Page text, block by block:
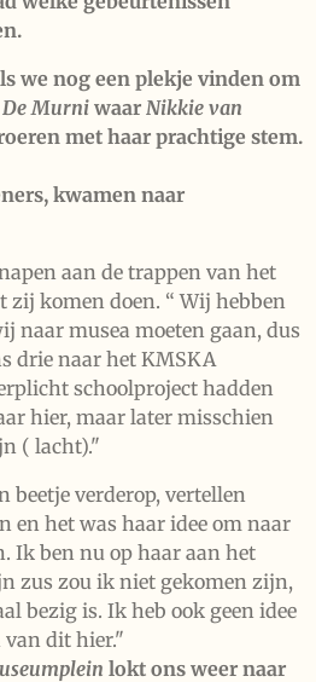
we nog een plekje vinden om
Murni waar Nikkie van
met haar prachtige stem.
kwamen naar
aan de trappen van het
zij komen doen. “ Wij hebben
naar musea moeten gaan, dus
drie naar het KMSKA
schoolproject hadden
hier, maar later misschien
( lacht)."
beetje verderop, vertellen
en het was haar idee om naar
Ik ben nu op haar aan het
zus zou ik niet gekomen zijn,
bezig is. Ik heb ook geen idee
dit hier."
lokt ons weer naar